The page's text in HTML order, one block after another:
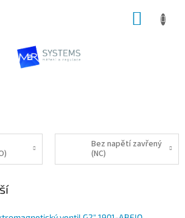
Bez napětí zavřený
(NC)